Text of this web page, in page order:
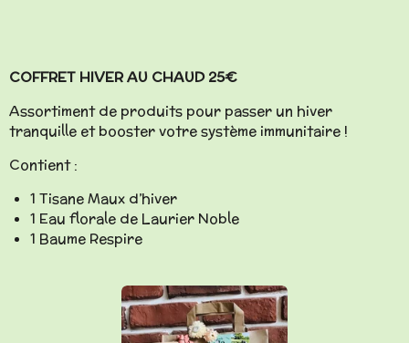
COFFRET HIVER AU CHAUD 25€
Assortiment de produits pour passer un hiver
tranquille et booster votre système immunitaire !
Contient :
1 Tisane Maux d’hiver
1 Eau florale de Laurier Noble
1 Baume Respire